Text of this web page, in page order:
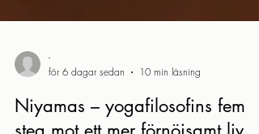
för 6 dagar sedan
10 min läsning